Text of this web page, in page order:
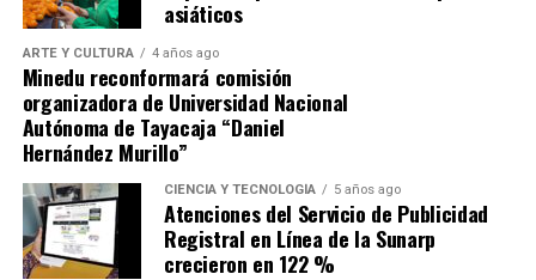
Source link
Comparte esto:
asiáticos
ARTE Y CULTURA 4 años ago
Minedu reconformará comisión
organizadora de Universidad Nacional
Autónoma de Tayacaja “Daniel
Hernández Murillo”
CIENCIA Y TECNOLOGÍA 5 años ago
Atenciones del Servicio de Publicidad
Registral en Línea de la Sunarp
crecieron en 122 %